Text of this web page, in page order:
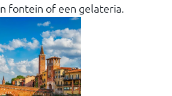
fontein of een gelateria.